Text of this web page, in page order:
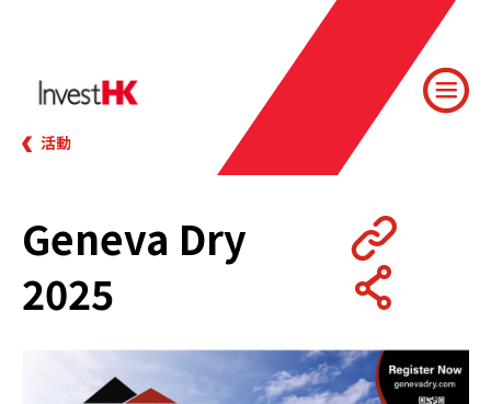
活動
Geneva Dry
2025